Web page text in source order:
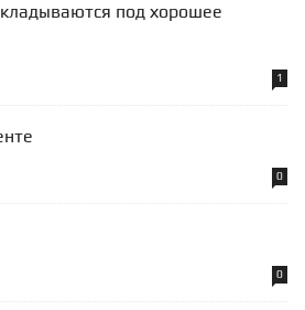
под хорошее
1
0
0